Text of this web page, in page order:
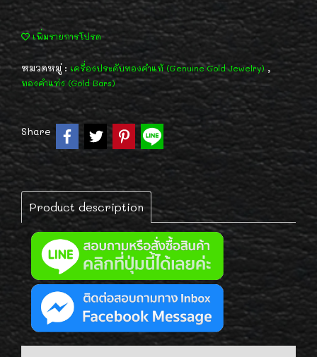
เพิ่มรายการโปรด
หมวดหมู่ : เครื่องประดับทองคำแท้ (Genuine Gold Jewelry) ,
ทองคำแท่ง (Gold Bars)
Share
Product description